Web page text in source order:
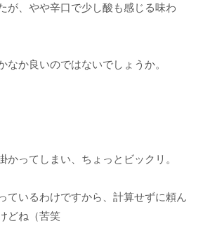
が、やや辛口で少し酸も感じる味わ
なか良いのではないでしょうか。
かってしまい、ちょっとビックリ。
ているわけですから、計算せずに頼ん
どね（苦笑